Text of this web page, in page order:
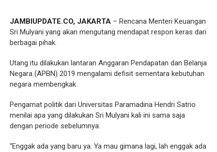
JAMBIUPDATE.CO, JAKARTA – Rencana Menteri Keuangan
Sri Mulyani yang akan mengutang mendapat respon keras dari
berbagai pihak.
Utang itu dilakukan lantaran Anggaran Pendapatan dan Belanja
Negara (APBN) 2019 mengalami defisit sementara kebutuhan
negara membengkak.
Pengamat politik dari Universitas Paramadina Hendri Satrio
menilai apa yang dilakukan Sri Mulyani kali ini sama saja
dengan periode sebelumnya.
“Enggak ada yang baru ya. Ya mau gimana lagi, lah enggak ada